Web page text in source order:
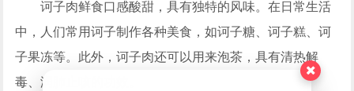
诃子肉鲜食口感酸甜，具有独特的风味。在日常生活
中，人们常用诃子制作各种美食，如诃子糖、诃子糕、诃
子果冻等。此外，诃子肉还可以用来泡茶，具有清热解
毒、润肺止咳的功效。